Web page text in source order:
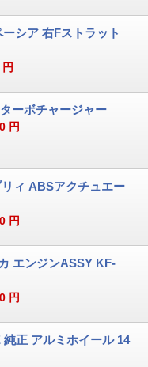
シア 右Fストラット
円
ーボチャージャー
円
ィ ABSアクチュエー
円
エンジンASSY KF-
円
正 アルミホイール 14